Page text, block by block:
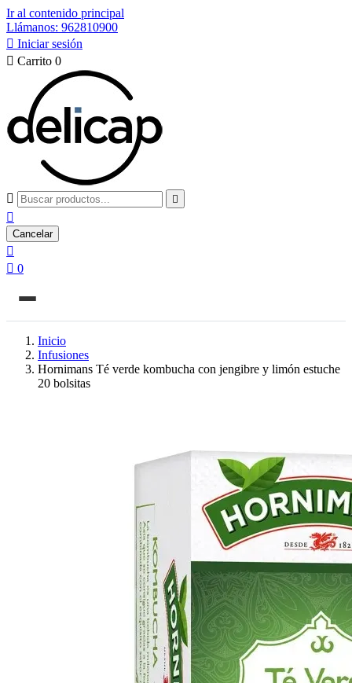
Ir al contenido principal
Llámanos: 962810900
 Iniciar sesión
 Carrito 0
 

Cancelar

 0
Inicio
Infusiones
Hornimans Té verde kombucha con jengibre y limón estuche
20 bolsitas